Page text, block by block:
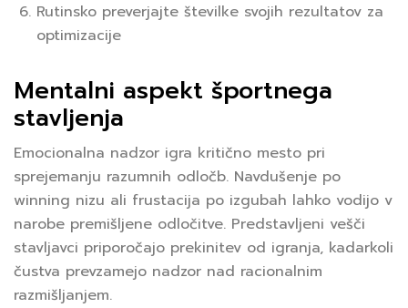
Rutinsko preverjajte številke svojih rezultatov za
optimizacije
Mentalni aspekt športnega
stavljenja
Emocionalna nadzor igra kritično mesto pri
sprejemanju razumnih odločb. Navdušenje po
winning nizu ali frustacija po izgubah lahko vodijo v
narobe premišljene odločitve. Predstavljeni vešči
stavljavci priporočajo prekinitev od igranja, kadarkoli
čustva prevzamejo nadzor nad racionalnim
razmišljanjem.